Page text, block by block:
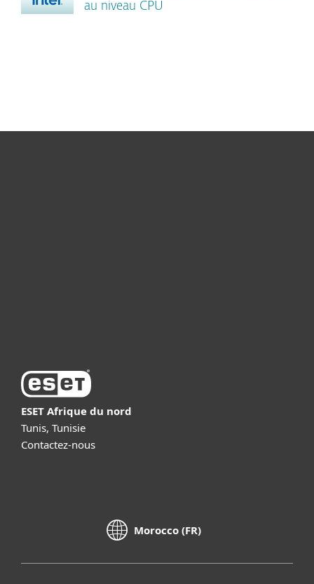
au niveau CPU
ESET Afrique du nord
Tunis, Tunisie
Contactez-nous
Morocco (FR)